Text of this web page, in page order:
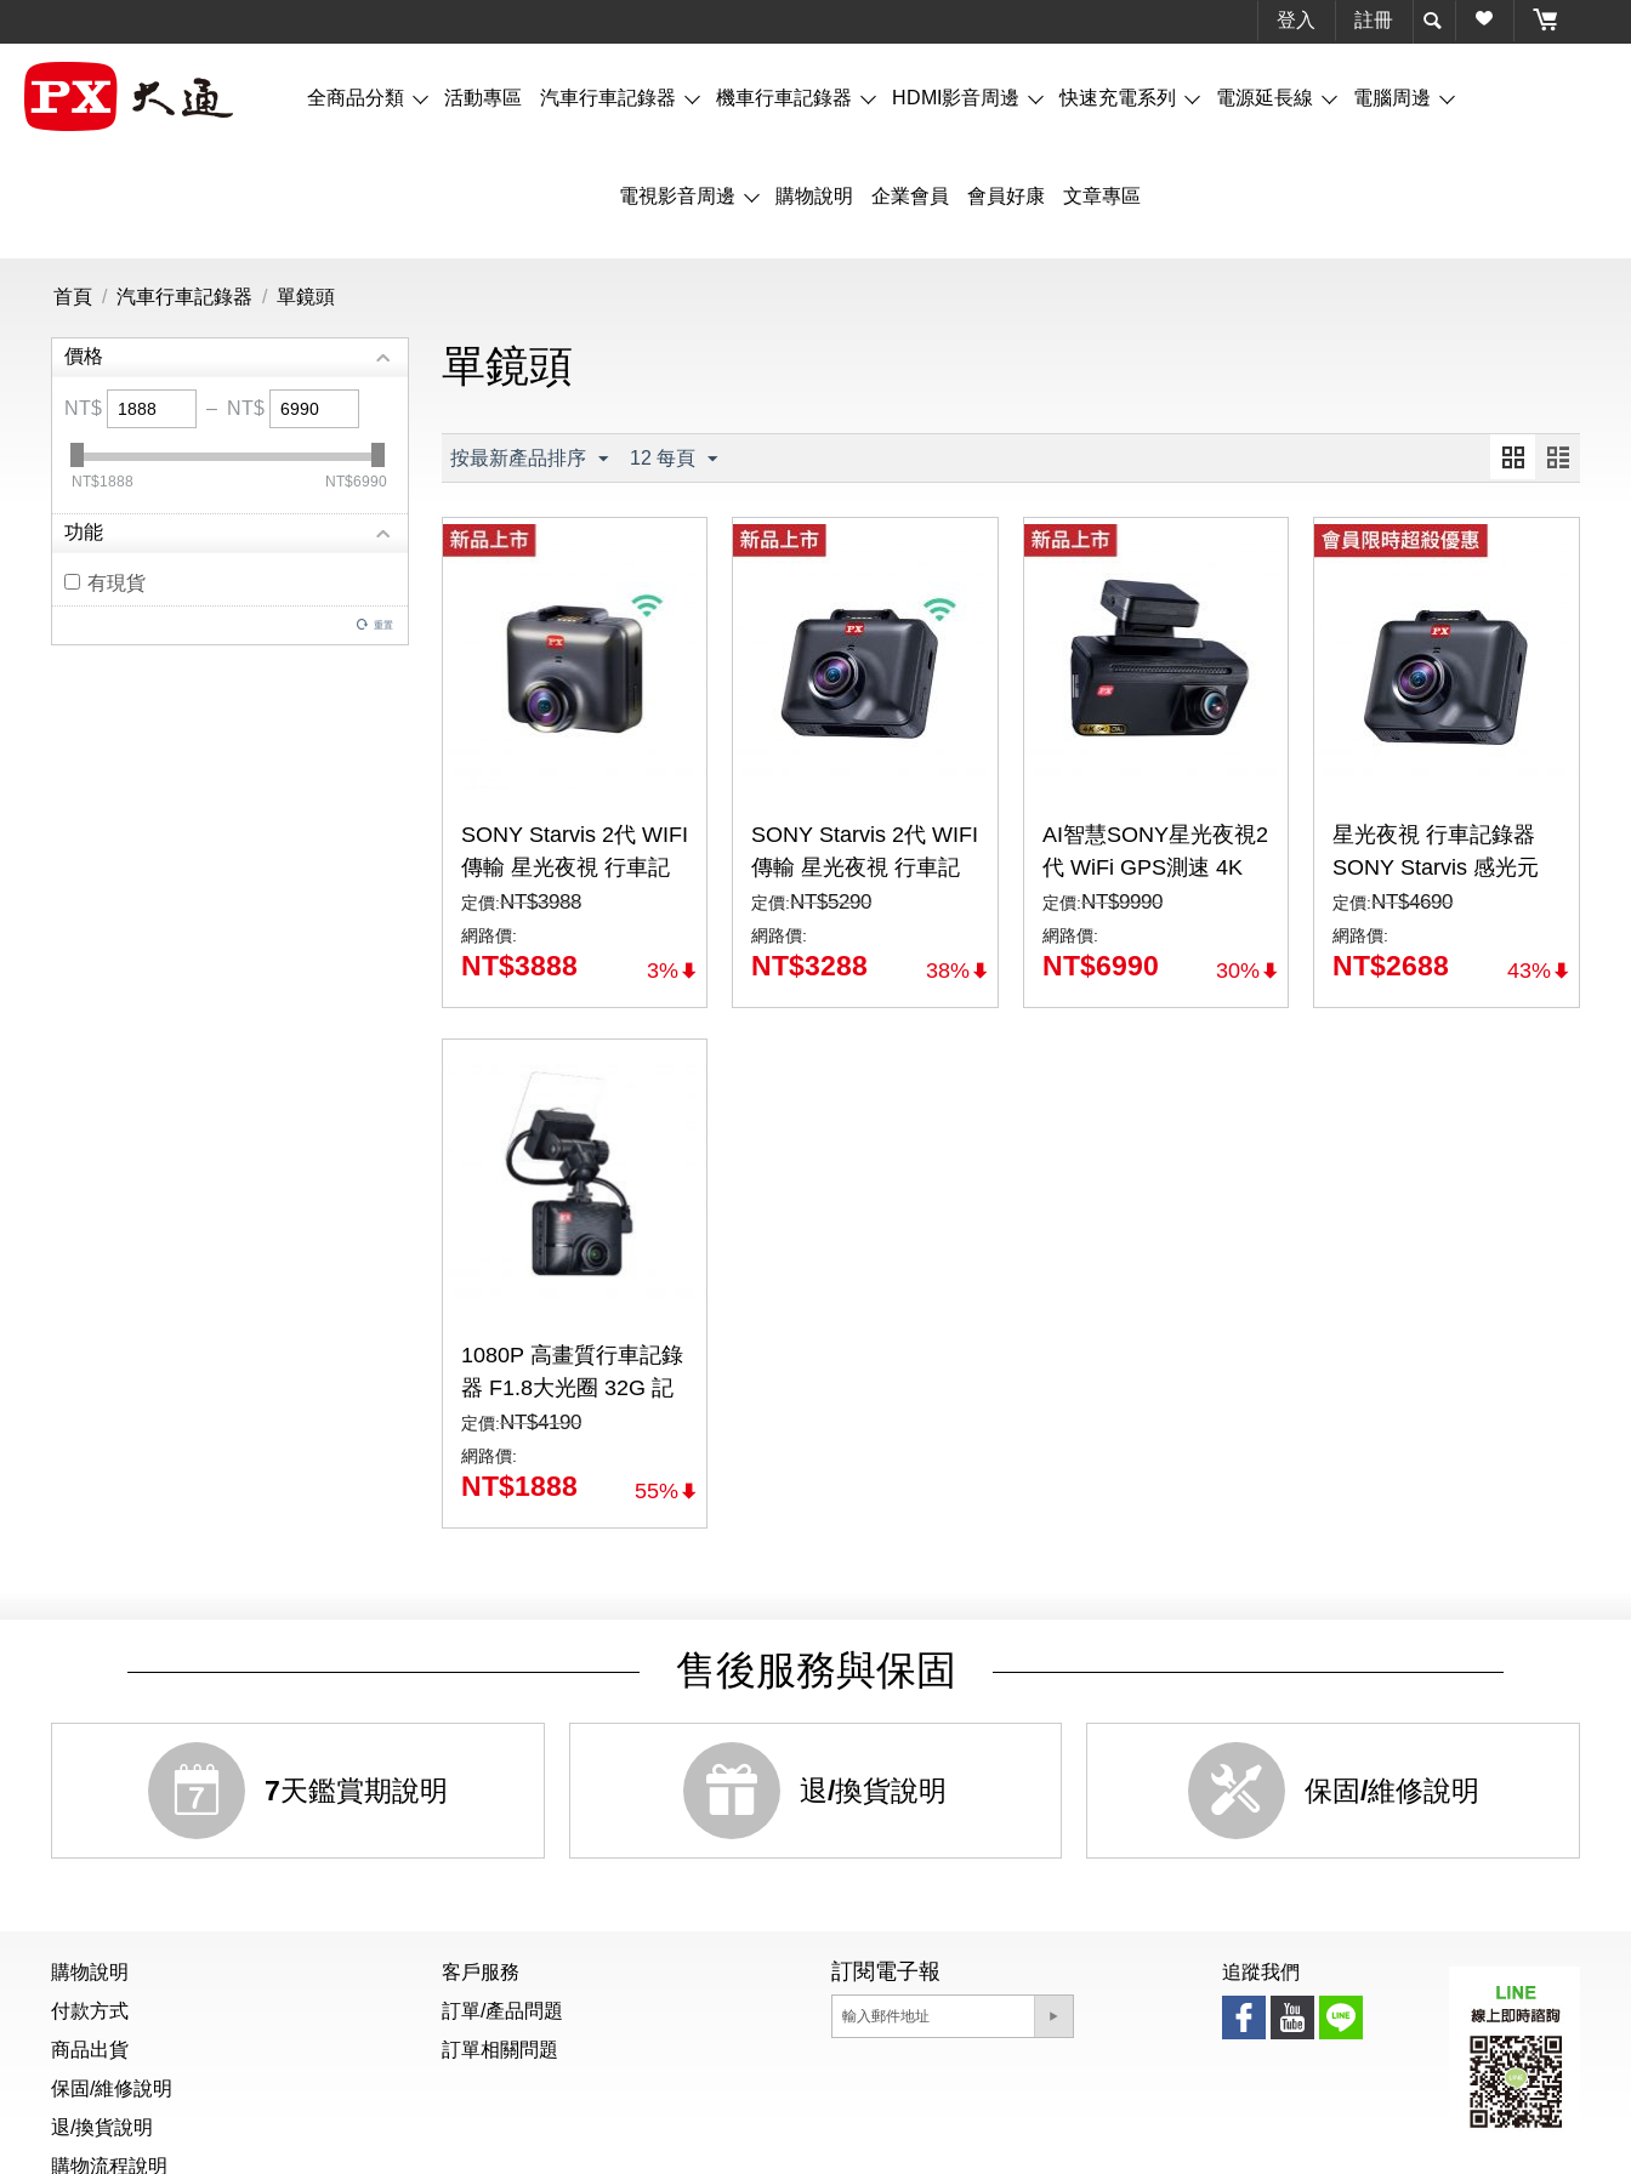
登入 註冊
全商品分類 活動專區 汽車行車記錄器 機車行車記錄器 HDMI影音周邊 快速充電系列 電源延長線 電腦周邊
電視影音周邊 購物說明 企業會員 會員好康 文章專區
首頁 / 汽車行車記錄器 / 單鏡頭
價格
NT$ – NT$
‎NT$1888 ‎NT$6990
功能
有現貨
重置
單鏡頭
按最新產品排序 12 每頁
3%
SONY Starvis 2代 WIFI
傳輸 星光夜視 行車記
錄器 +GPS區間測速提
醒(X5GW)
定價:NT$3988
網路價:
NT$3888 38%
SONY Starvis 2代 WIFI
傳輸 星光夜視 行車記
錄器 +GPS區間測速提
醒(C73GW)
定價:NT$5290
網路價:
NT$3288 30%
AI智慧SONY星光夜視2
代 WiFi GPS測速 4K
HDR 行車記錄器 紀錄
器(Ai7)
定價:NT$9990
網路價:
NT$6990 43%
星光夜視 行車記錄器
SONY Starvis 感光元
件+GPS區間測速提醒
(C73G)
定價:NT$4690
網路價:
NT$2688
55%
1080P 高畫質行車記錄
器 F1.8大光圈 32G 記
憶卡(C52G)
定價:NT$4190
網路價:
NT$1888
售後服務與保固
7天鑑賞期說明 退/換貨說明 保固/維修說明
購物說明
付款方式
商品出貨
保固/維修說明
退/換貨說明
購物流程說明
客戶服務
訂單/產品問題
訂單相關問題
訂閱電子報 追蹤我們